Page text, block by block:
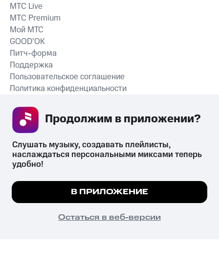
СКАЧАТЬ ПРИЛОЖЕНИЕ
MTС Live
MTС Premium
Мой МТС
GOOD’OK
Питч-форма
Поддержка
Пользовательское соглашение
Политика конфиденциальности
психотропных веществ, их аналогов причиняет вред здоровью,
их незаконный оборот запрещён и влечёт установленную
законодательством ответственность.
© 2026 ООО «КИОН».
Все права защищены
Мы используем куки, чтобы на сайте все
Подробнее
ПОНЯТНО
Слушать музыку, создавать плейлисты,
наслаждаться персональными миксами теперь
удобно!
В ПРИЛОЖЕНИЕ
Остаться в веб-версии